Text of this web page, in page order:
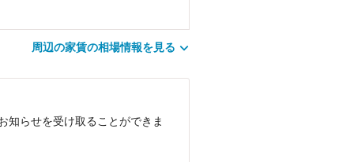
周辺の家賃の相場情報を見る
知らせを受け取ることができま